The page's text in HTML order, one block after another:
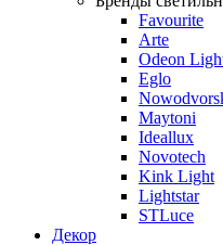
Favourite
Arte
Odeon
Eglo
Maytoni
Ideallux
Novotech
Kink Light
Lightstar
STLuce
Декор